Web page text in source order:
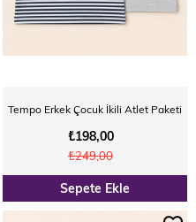
Tempo Erkek Çocuk İkili Atlet Paketi
₺198,00
₺249,00
Sepete Ekle
ÜRÜN